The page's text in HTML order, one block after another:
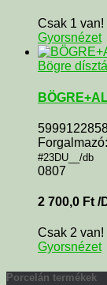
Csak 1 van!
Gyorsnézet
Bögre
#23DU__/db
0807
2 700,0 Ft /
Csak 2 van!
Gyorsnézet
Porcelán termékek